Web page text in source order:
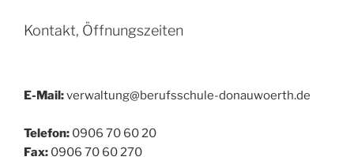
Kontakt, Öffnungszeiten
E-Mail:verwaltung@berufsschule-donauwoerth.de
Telefon: 0906 70 60 20
Fax: 0906 70 60 270